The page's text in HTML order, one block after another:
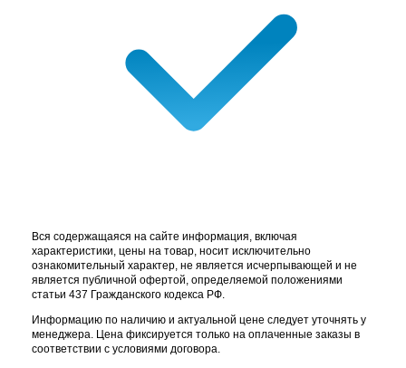
Вся содержащаяся на сайте информация, включая
характеристики, цены на товар, носит исключительно
ознакомительный характер, не является исчерпывающей и не
является публичной офертой, определяемой положениями
статьи 437 Гражданского кодекса РФ.
Информацию по наличию и актуальной цене следует уточнять у
менеджера. Цена фиксируется только на оплаченные заказы в
соответствии с условиями договора.